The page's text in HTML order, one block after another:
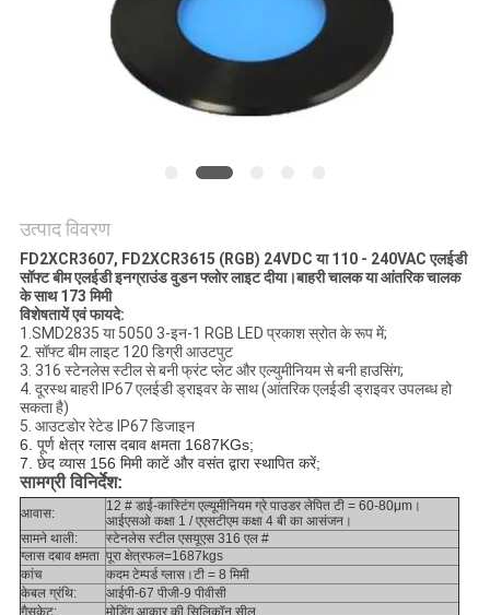
उत्पाद विवरण
FD2XCR3607, FD2XCR3615 (RGB) 24VDC या 110 - 240VAC एलईडी
सॉफ्ट बीम एलईडी इनग्राउंड वुडन फ्लोर लाइट दीया।बाहरी चालक या आंतरिक चालक
के साथ 173 मिमी
विशेषतायें एवं फायदे:
1.SMD2835 या 5050 3-इन-1 RGB LED प्रकाश स्रोत के रूप में;
2. सॉफ्ट बीम लाइट 120 डिग्री आउटपुट
3. 316 स्टेनलेस स्टील से बनी फ्रंट प्लेट और एल्युमीनियम से बनी हाउसिंग;
4. दूरस्थ बाहरी IP67 एलईडी ड्राइवर के साथ (आंतरिक एलईडी ड्राइवर उपलब्ध हो
सकता है)
5. आउटडोर रेटेड IP67 डिजाइन
6. पूर्ण क्षेत्र ग्लास दबाव क्षमता 1687KGs;
7. छेद व्यास 156 मिमी काटें और वसंत द्वारा स्थापित करें;
सामग्री विनिर्देश:
आवास:
12 # डाई-कास्टिंग एल्यूमीनियम ग्रे पाउडर लेपित टी = 60-80μm।
आईएसओ कक्षा 1 / एएसटीएम कक्षा 4 बी का आसंजन।
सामने थाली:
स्टेनलेस स्टील एसयूएस 316 एल #
ग्लास दबाव क्षमता पूरा क्षेत्रफल=1687kgs
कांच
कदम टेम्पर्ड ग्लास।टी = 8 मिमी
केबल ग्रंथि:
आईपी-67 पीजी-9 पीवीसी